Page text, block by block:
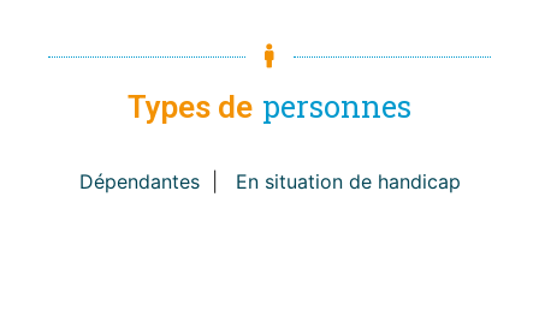
Types de personnes
Dépendantes En situation de handicap